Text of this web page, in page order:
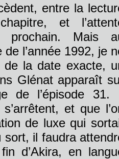
entre la
et
prochain. Mais
l’année 1992, je
de la date exacte,
Glénat apparaît
de l’épisode 31.
et que
de luxe qui
sort, il faudra
d’Akira, en